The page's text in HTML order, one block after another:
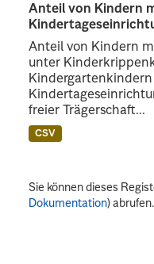
Anteil von Kindern
Anteil von Kindern
unter
freier Trägerschaft...
CSV
Sie können dieses
Dokumentation) abrufen.